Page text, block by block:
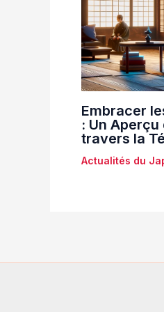
Embracer
: Un
travers la
Actualités du